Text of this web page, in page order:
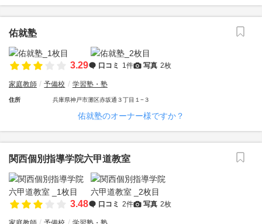
佑就塾
3.29 口コミ 1件 写真 2枚
家庭教師 予備校 学習塾・塾
住所 兵庫県神戸市灘区赤坂通３丁目１−３
佑就塾のオーナー様ですか？
関西個別指導学院六甲道教室
3.48 口コミ 2件 写真 2枚